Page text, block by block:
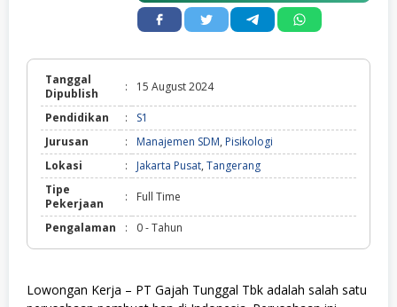
Tanggal
Dipublish
: 15 August 2024
Pendidikan :
S1
Jurusan
: Manajemen SDM, Pisikologi
Lokasi
: Jakarta Pusat, Tangerang
Tipe
Pekerjaan
: Full Time
Pengalaman : 0 - Tahun
Lowongan Kerja – PT Gajah Tunggal Tbk adalah salah satu